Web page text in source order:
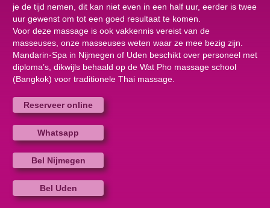
je de tijd nemen, dit kan niet even in een half uur, eerder is twee
uur gewenst om tot een goed resultaat te komen.
Voor deze massage is ook vakkennis vereist van de
masseuses, onze masseuses weten waar ze mee bezig zijn.
Mandarin-Spa in Nijmegen of Uden beschikt over personeel met
diploma’s, dikwijls behaald op de Wat Pho massage school
(Bangkok) voor traditionele Thai massage.
Reserveer online
Whatsapp
Bel Nijmegen
Bel Uden